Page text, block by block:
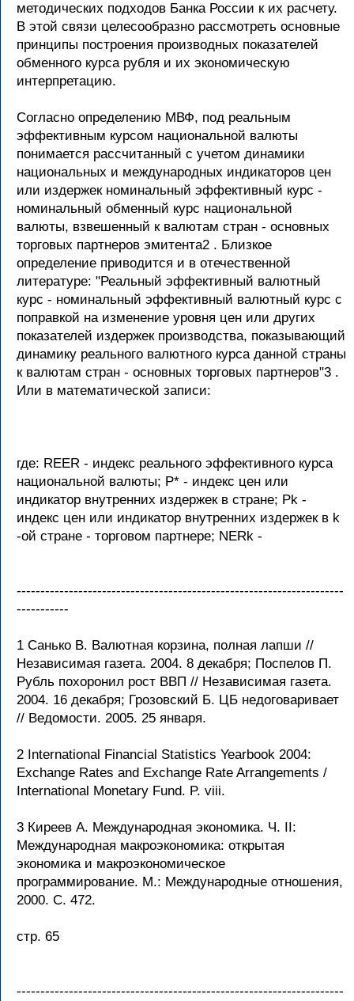
методических подходов Банка России к их расчету.
В этой связи целесообразно рассмотреть основные
принципы построения производных показателей
обменного курса рубля и их экономическую
интерпретацию.
Согласно определению МВФ, под реальным
эффективным курсом национальной валюты
понимается рассчитанный с учетом динамики
национальных и международных индикаторов цен
или издержек номинальный эффективный курс -
номинальный обменный курс национальной
валюты, взвешенный к валютам стран - основных
торговых партнеров эмитента2 . Близкое
определение приводится и в отечественной
литературе: "Реальный эффективный валютный
курс - номинальный эффективный валютный курс с
поправкой на изменение уровня цен или других
показателей издержек производства, показывающий
динамику реального валютного курса данной страны
к валютам стран - основных торговых партнеров"3 .
Или в математической записи:
где: REER - индекс реального эффективного курса
национальной валюты; Р* - индекс цен или
индикатор внутренних издержек в стране; Рk -
индекс цен или индикатор внутренних издержек в k
-ой стране - торговом партнере; NERk -
---------------------------------------------------------------------
-----------
1 Санько В. Валютная корзина, полная лапши //
Независимая газета. 2004. 8 декабря; Поспелов П.
Рубль похоронил рост ВВП // Независимая газета.
2004. 16 декабря; Грозовский Б. ЦБ недоговаривает
// Ведомости. 2005. 25 января.
2 International Financial Statistics Yearbook 2004:
Exchange Rates and Exchange Rate Arrangements /
International Monetary Fund. P. viii.
3 Киреев А. Международная экономика. Ч. II:
Международная макроэкономика: открытая
экономика и макроэкономическое
программирование. М.: Международные отношения,
2000. С. 472.
стр. 65
---------------------------------------------------------------------